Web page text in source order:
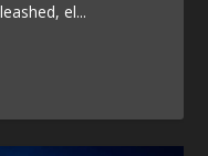
el...